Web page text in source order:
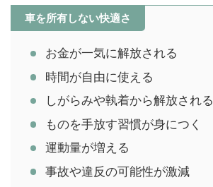
車を所有しない快適さ
お金が一気に解放される
時間が自由に使える
しがらみや執着から解放される
ものを手放す習慣が身につく
運動量が増える
事故や違反の可能性が激減